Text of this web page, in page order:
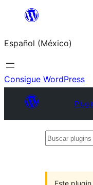
Saltar
contenido
Español (México)
Consigue WordPress
Buscar
Este plugin